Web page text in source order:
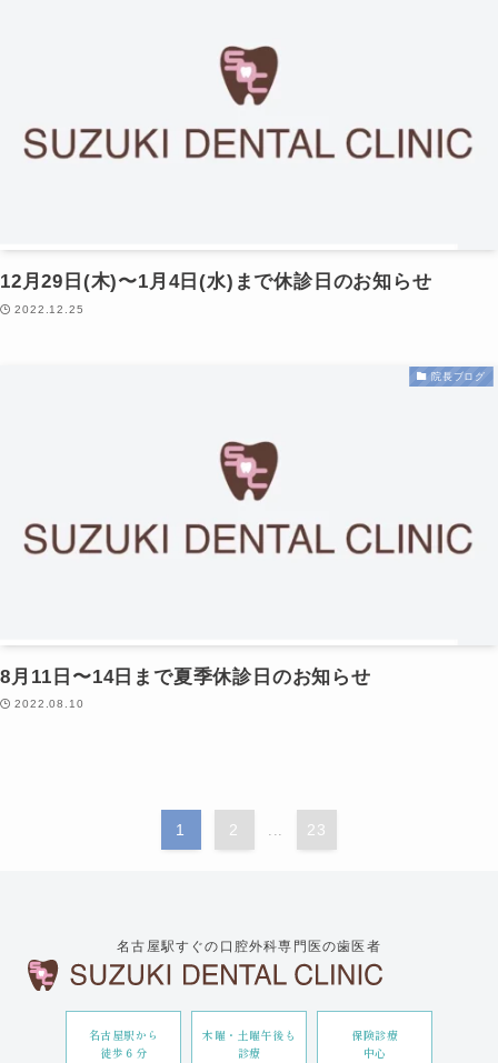
12月29日(木)〜1月4日(水)まで休診日のお知らせ
2022.12.25
院長ブログ
8月11日〜14日まで夏季休診日のお知らせ
2022.08.10
1 2 23
名古屋駅すぐの口腔外科専門医の歯医者
名古屋駅から
徒歩６分
木曜・土曜午後も
診療
保険診療
中心